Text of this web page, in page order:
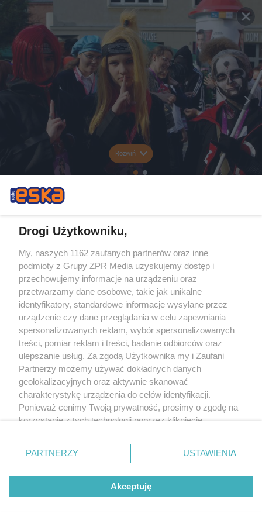
Rozwiń
Drogi Użytkowniku,
My, naszych 1162 zaufanych partnerów oraz inne
podmioty z Grupy ZPR Media uzyskujemy dostęp i
przechowujemy informacje na urządzeniu oraz
przetwarzamy dane osobowe, takie jak unikalne
identyfikatory, standardowe informacje wysyłane przez
urządzenie czy dane przeglądania w celu zapewniania
spersonalizowanych reklam, wybór spersonalizowanych
treści, pomiar reklam i treści, badanie odbiorców oraz
ulepszanie usług. Za zgodą Użytkownika my i Zaufani
Partnerzy możemy używać dokładnych danych
geolokalizacyjnych oraz aktywnie skanować
charakterystykę urządzenia do celów identyfikacji.
Ponieważ cenimy Twoją prywatność, prosimy o zgodę na
korzystanie z tych technologii poprzez kliknięcie
zmienić/wycofać klikając przycisk ustawień prywatności
znajdujący się w lewym dolnym rogu strony
rodzaje przetwarzania danych nie wymagają zgody
użytkownika, ale masz prawo sprzeciwić się takiemu
przetwarzaniu. Preferencje będą miały zastosowanie tylko
PARTNERZY USTAWIENIA
Akceptuję